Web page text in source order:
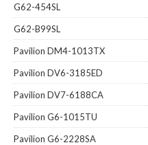
G62-454SL
G62-B99SL
Pavilion DM4-1013TX
Pavilion DV6-3185ED
Pavilion DV7-6188CA
Pavilion G6-1015TU
Pavilion G6-2228SA